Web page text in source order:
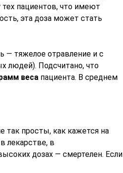
пациентов, что имеют
эта доза может стать
тяжелое отравление и с
людей). Подсчитано, что
веса пациента. В среднем
так просты, как кажется на
лекарстве, в
дозах — смертелен. Если